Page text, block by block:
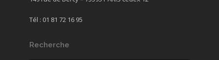
Tél : 01 81 72 16 95
Recherche